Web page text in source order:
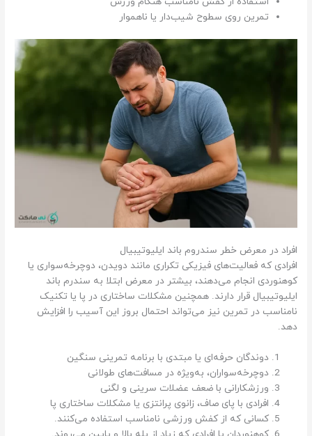
تمرین روی سطوح شیب‌دار یا ناهموار
افراد در معرض خطر سندروم باند ایلیوتیبیال
افرادی که فعالیت‌های فیزیکی تکراری مانند دویدن، دوچرخه‌سواری یا
کوهنوردی انجام می‌دهند، بیشتر در معرض ابتلا به سندرم باند
ایلیوتیبیال قرار دارند. همچنین مشکلات ساختاری در پا یا تکنیک
نامناسب در تمرین نیز می‌تواند احتمال بروز این آسیب را افزایش
دهد.
دوندگان حرفه‌ای یا مبتدی با برنامه تمرینی سنگین
دوچرخه‌سواران، به‌ویژه در مسافت‌های طولانی
ورزشکارانی با ضعف عضلات سرینی و لگنی
افرادی با پای صاف، زانوی پرانتزی یا مشکلات ساختاری پا
کسانی که از کفش ورزشی نامناسب استفاده می‌کنند.